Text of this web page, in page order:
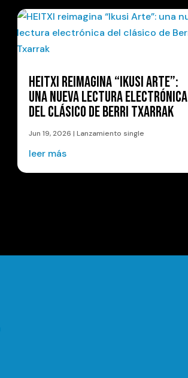
HEITXI REIMAGINA “IKUSI ARTE”:
UNA NUEVA LECTURA ELECTRÓNICA
DEL CLÁSICO DE BERRI TXARRAK
Jun 19, 2026 | Lanzamiento single
leer más